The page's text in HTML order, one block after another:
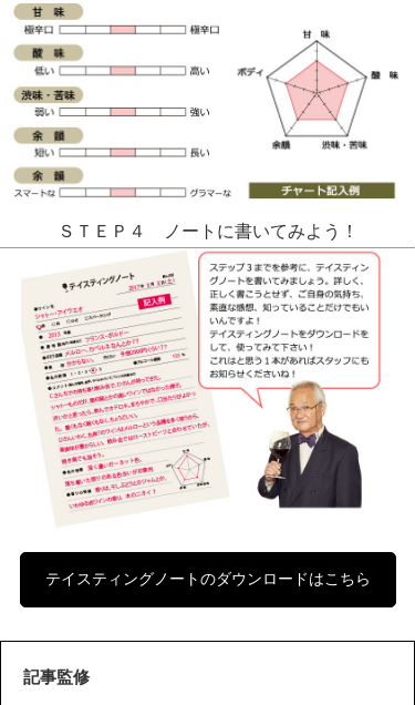
ＳＴＥＰ４ ノートに書いてみよう！
テイスティングノートのダウンロードはこちら
記事監修